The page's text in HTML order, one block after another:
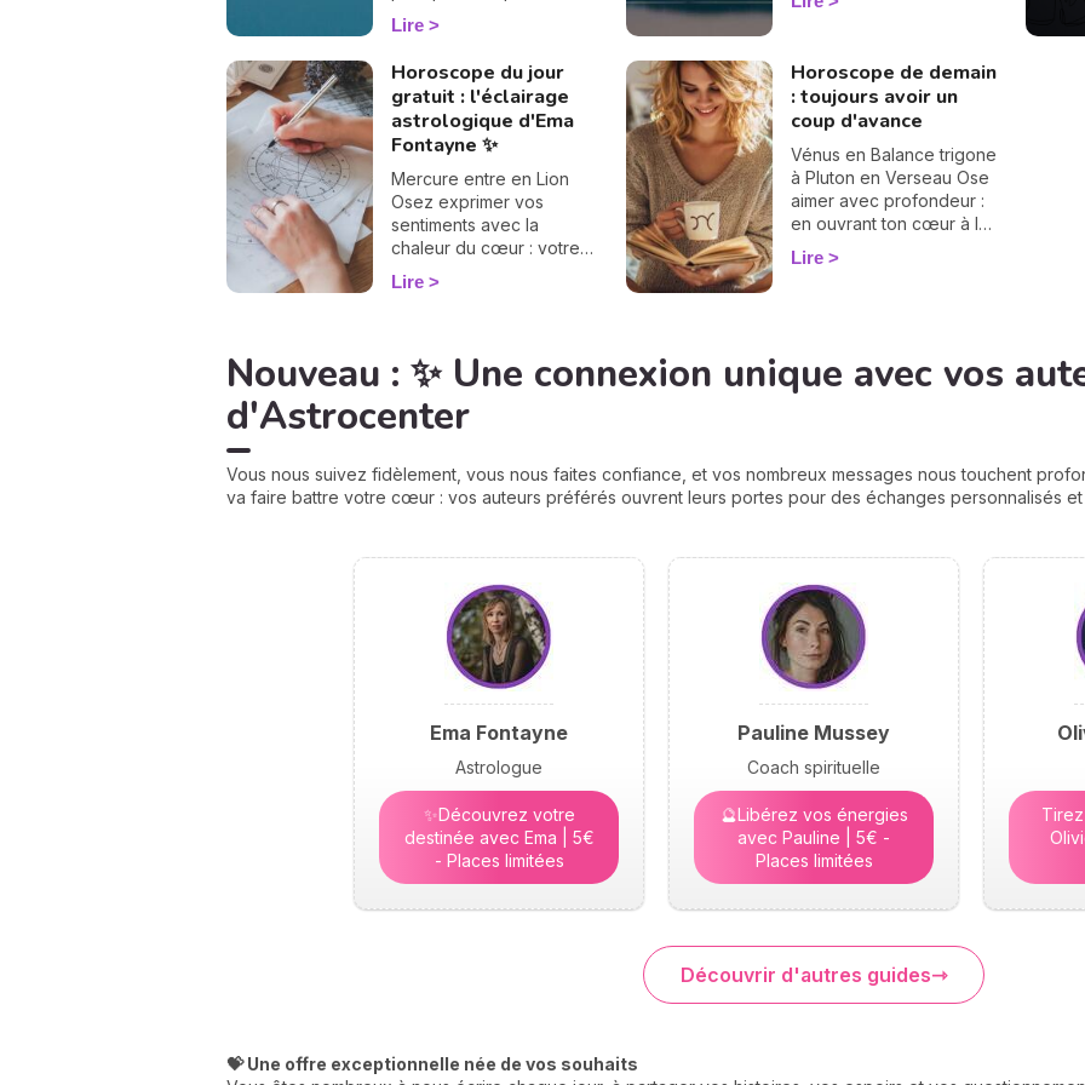
fin juillet 2026, le ciel a
discrètement tourné une
lunaires ont changé d'axe
! Le nœud nord quitte les
Poissons pour s'installer
en Verseau, pendant que
le nœud sud passe de la
Vierge au Lion. Rassurez-
vous, pas besoin d'être
astrologue pour le
basculement, qui n'arrive
douceur les cartes de
votre chemin de vie. Et
croyez-moi, vous allez
adorer la suite. 💫
Lire
différence entre une
dates des éclipses en
2025, je vous dis tout sur
le sujet.
Horoscope du jour
gratuit : l'éclairage
astrologique d'Ema
Fontayne ✨
Mercure entre en Lion
Osez exprimer vos
sentiments avec la
chaleur du cœur : votre
vérité, portée par la
lumière de l'âme, peut
Lire
Horoscope de demain
: toujours avoir un
coup d'avance
Vénus en Balance trigone
à Pluton en Verseau Ose
aimer avec profondeur :
en ouvrant ton cœur à la
vérité, tu transformes
chaque lien en chemin
Lire
Nouveau : ✨ Une connexion unique avec vos
d'Astrocenter
Vous nous suivez fidèlement, vous nous faites confiance, et vos nombreux messages nous touchent
va faire battre votre cœur : vos auteurs préférés ouvrent leurs portes pour des échanges personnalisés et
Ema Fontayne
Astrologue
✨Découvrez votre
destinée avec Ema | 5€
- Places limitées
Pauline Mussey
Coach spirituelle
🔮Libérez vos énergies
avec Pauline | 5€ -
Places limitées
Découvrir d'autres guides
💝 Une offre exceptionnelle née de vos souhaits